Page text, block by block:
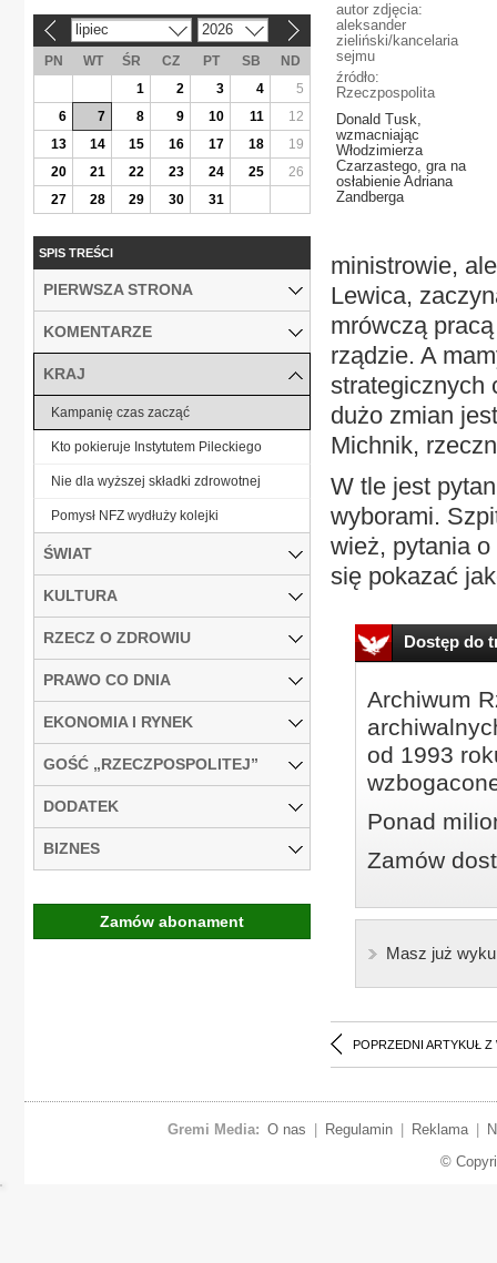
autor zdjęcia:
aleksander
zieliński/kancelaria
sejmu
źródło:
Rzeczpospolita
Donald Tusk,
wzmacniając
Włodzimierza
Czarzastego, gra na
osłabienie Adriana
Zandberga
ministrowie,
Lewica,
mrówczą
rządzie. A
strategicznych
dużo zmian
Michnik,
W tle jest
wyborami.
wież, pytania
się pokazać
Dostęp do
Archiwum
od 1993
Ponad
Zamów
Masz już
POPRZEDNI ARTYKUŁ Z
lipiec 2026
PN WT ŚR CZ PT SB
ND
1
2 3 4
5
6
7 8 9 10 11
12
13
14 15 16 17 18
19
20
21 22 23 24 25
26
27
28 29 30 31
SPIS TREŚCI
PIERWSZA STRONA
KOMENTARZE
KRAJ
Kampanię czas zacząć
Kto pokieruje Instytutem Pileckiego
Nie dla wyższej składki zdrowotnej
Pomysł NFZ wydłuży kolejki
ŚWIAT
KULTURA
RZECZ O ZDROWIU
PRAWO CO DNIA
EKONOMIA I RYNEK
GOŚĆ „RZECZPOSPOLITEJ”
DODATEK
BIZNES
Zamów abonament
Gremi Media: O nas Regulamin Reklama
©